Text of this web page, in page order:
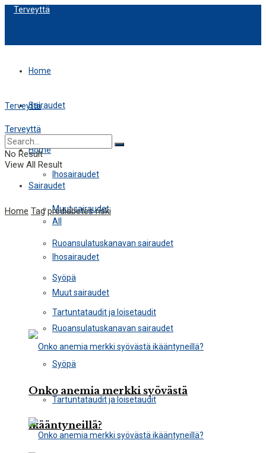
Terveyttä
Home
Sairaudet
Ihosairaudet
Muut sairaudet
Ruoansulatuskanavan sairaudet
Syöpä
Tartuntataudit ja loisetaudit
Onko anemia merkki syövästä
ikääntyneillä?
Terveyttä
Home
Sairaudet
All
Ihosairaudet
Muut sairaudet
Ruoansulatuskanavan sairaudet
Syöpä
Tartuntataudit ja loisetaudit
Terveyttä
No Result
View All Result
Home Tag prediabetes riski